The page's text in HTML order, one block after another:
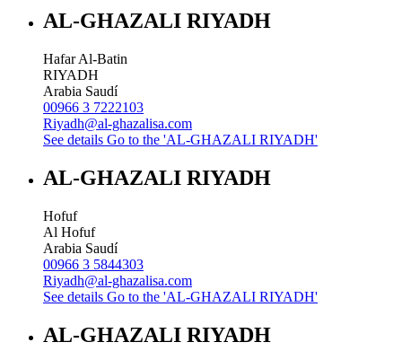
AL-GHAZALI RIYADH
Hafar Al-Batin
RIYADH
Arabia Saudí
00966 3 7222103
Riyadh@al-ghazalisa.com
See details Go to the 'AL-GHAZALI RIYADH'
AL-GHAZALI RIYADH
Hofuf
Al Hofuf
Arabia Saudí
00966 3 5844303
Riyadh@al-ghazalisa.com
See details Go to the 'AL-GHAZALI RIYADH'
AL-GHAZALI RIYADH